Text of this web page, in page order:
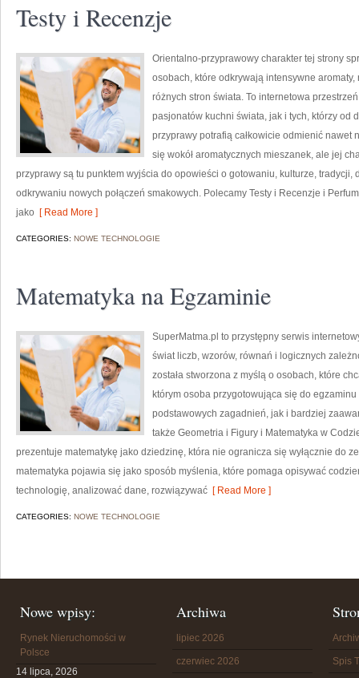
Testy i Recenzje
Orientalno-przyprawowy charakter tej strony
osobach, które odkrywają intensywne
różnych stron świata. To internetowa
pasjonatów kuchni świata, jak i tych, którzy od
przyprawy potrafią całkowicie odmienić nawet
się wokół aromatycznych mieszanek, ale jej
przyprawy są tu punktem wyjścia do opowieści o gotowaniu, kulturze, tradycji,
odkrywaniu nowych połączeń smakowych. Polecamy Testy i Recenzje i
jako [ Read More ]
CATEGORIES: NOWE TECHNOLOGIE
Matematyka na Egzaminie
SuperMatma.pl to przystępny serwis
świat liczb, wzorów, równań i logicznych
została stworzona z myślą o osobach, które
którym osoba przygotowująca się do
podstawowych zagadnień, jak i bardziej
także Geometria i Figury i Matematyka w
prezentuje matematykę jako dziedzinę, która nie ogranicza się wyłącznie do
matematyka pojawia się jako sposób myślenia, które pomaga opisywać
technologię, analizować dane, rozwiązywać [ Read More ]
CATEGORIES: NOWE TECHNOLOGIE
Nowe wpisy:
Rynek Nieruchomości w
Polsce
14 lipca, 2026
Archiwa
lipiec 2026
czerwiec 2026 Spis